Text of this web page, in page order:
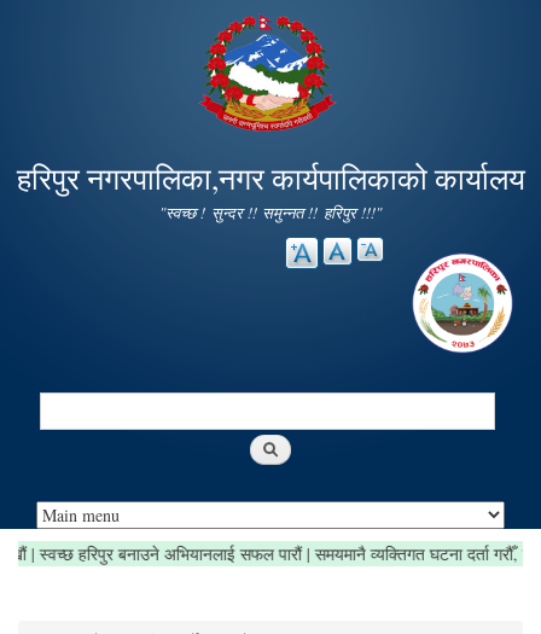
main
content
हरिपुर नगरपालिका,नगर कार्यपालिकाको कार्यालय
"स्वच्छ ! सुन्दर !! समुन्नत !! हरिपुर !!!"
Search
राखौं | स्वच्छ हरिपुर बनाउने अभियानलाई सफल पारौं | समयमानै व्यक्तिगत घटना दर्ता